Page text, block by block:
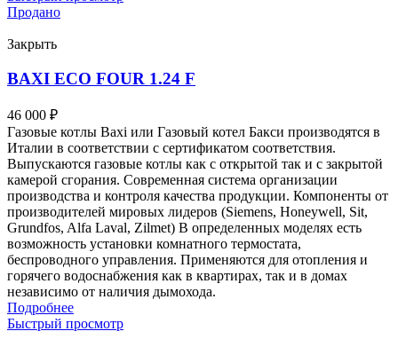
Продано
Закрыть
BAXI ECO FOUR 1.24 F
46 000 ₽
Газовые котлы Baxi или Газовый котел Бакси производятся в
Италии в соответствии с сертификатом соответствия.
Выпускаются газовые котлы как с открытой так и с закрытой
камерой сгорания. Современная система организации
производства и контроля качества продукции. Компоненты от
производителей мировых лидеров (Siemens, Honeywell, Sit,
Grundfos, Alfa Laval, Zilmet) В определенных моделях есть
возможность установки комнатного термостата,
беспроводного управления. Применяются для отопления и
горячего водоснабжения как в квартирах, так и в домах
независимо от наличия дымохода.
Подробнее
Быстрый просмотр